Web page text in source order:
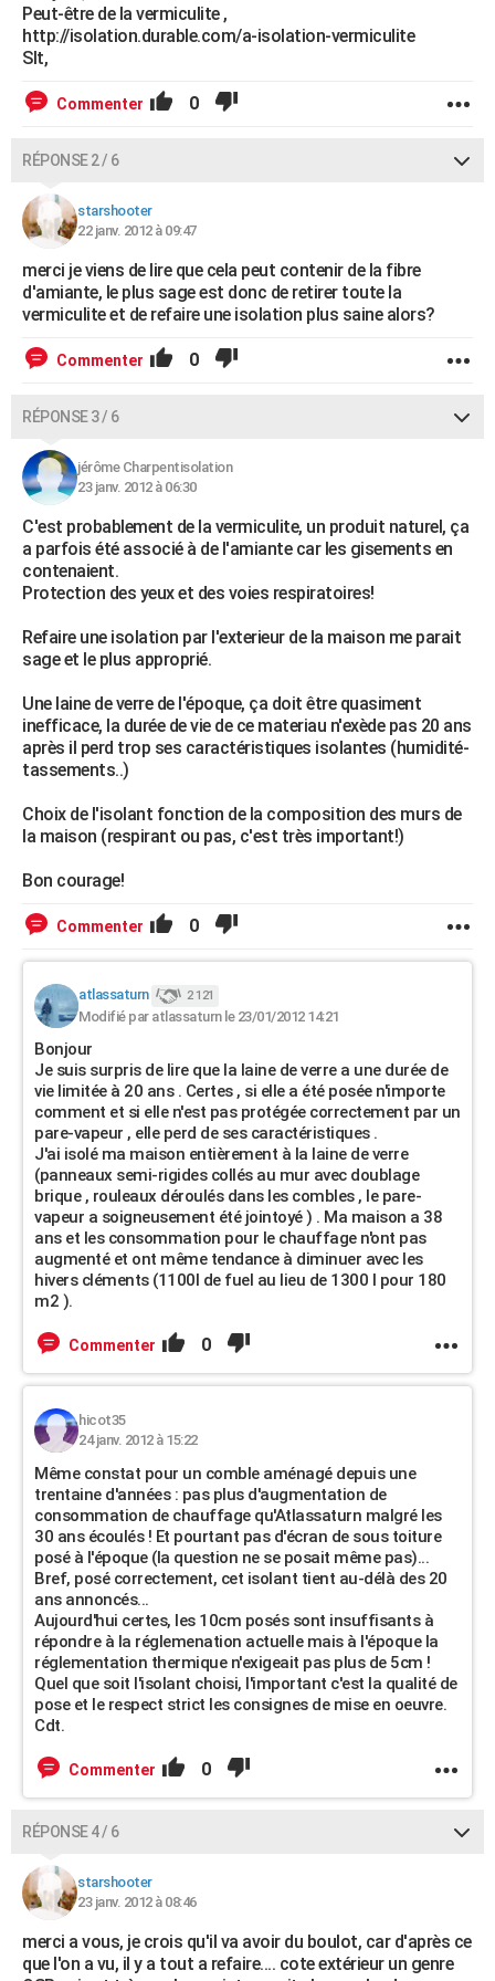
Peut-être de la vermiculite ,
http://isolation.durable.com/a-isolation-vermiculite
Slt,
Commenter 0
RÉPONSE 2 / 6
starshooter
22 janv. 2012 à 09:47
merci je viens de lire que cela peut contenir de la fibre
d'amiante, le plus sage est donc de retirer toute la
vermiculite et de refaire une isolation plus saine alors?
Commenter 0
RÉPONSE 3 / 6
jérôme Charpentisolation
23 janv. 2012 à 06:30
C'est probablement de la vermiculite, un produit naturel, ça
a parfois été associé à de l'amiante car les gisements en
contenaient.
Protection des yeux et des voies respiratoires!
Refaire une isolation par l'exterieur de la maison me parait
sage et le plus approprié.
Une laine de verre de l'époque, ça doit être quasiment
inefficace, la durée de vie de ce materiau n'exède pas 20 ans
après il perd trop ses caractéristiques isolantes (humidité-
tassements..)
Choix de l'isolant fonction de la composition des murs de
la maison (respirant ou pas, c'est très important!)
Bon courage!
Commenter 0
atlassaturn 2 121
Modifié par atlassaturn le 23/01/2012 14:21
Bonjour
Je suis surpris de lire que la laine de verre a une durée de
vie limitée à 20 ans . Certes , si elle a été posée n'importe
comment et si elle n'est pas protégée correctement par un
pare-vapeur , elle perd de ses caractéristiques .
J'ai isolé ma maison entièrement à la laine de verre
(panneaux semi-rigides collés au mur avec doublage
brique , rouleaux déroulés dans les combles , le pare-
vapeur a soigneusement été jointoyé ) . Ma maison a 38
ans et les consommation pour le chauffage n'ont pas
augmenté et ont même tendance à diminuer avec les
hivers cléments (1100l de fuel au lieu de 1300 l pour 180
m2 ).
Commenter 0
hicot35
24 janv. 2012 à 15:22
Même constat pour un comble aménagé depuis une
trentaine d'années : pas plus d'augmentation de
consommation de chauffage qu'Atlassaturn malgré les
30 ans écoulés ! Et pourtant pas d'écran de sous toiture
posé à l'époque (la question ne se posait même pas)...
Bref, posé correctement, cet isolant tient au-délà des 20
ans annoncés...
Aujourd'hui certes, les 10cm posés sont insuffisants à
répondre à la réglemenation actuelle mais à l'époque la
réglementation thermique n'exigeait pas plus de 5cm !
Quel que soit l'isolant choisi, l'important c'est la qualité de
pose et le respect strict les consignes de mise en oeuvre.
Cdt.
Commenter 0
RÉPONSE 4 / 6
starshooter
23 janv. 2012 à 08:46
merci a vous, je crois qu'il va avoir du boulot, car d'après ce
que l'on a vu, il y a tout a refaire.... cote extérieur un genre